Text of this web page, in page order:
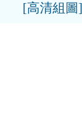
[高清組圖